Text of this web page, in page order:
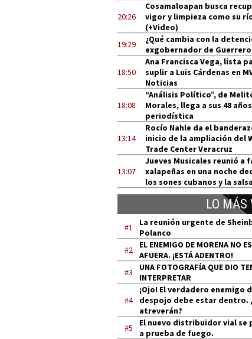
20:26
Cosamaloapan busca
vigor y limpieza como su
(+Video)
19:29
¿Qué cambia con la
exgobernador de
18:50
Ana Francisca Vega, lista
suplir a Luis Cárdenas en
Noticias
18:08
“Análisis Político”, de
Morales, llega a sus 48
periodística
13:14
Rocío Nahle da el
inicio de la ampliación del
Trade Center Veracruz
13:07
Jueves Musicales reunió a
xalapeñas en una noche
los sones cubanos y la salsa
LO MÁS
#1
La reunión urgente de
Polanco
#2
EL ENEMIGO DE MORENA NO
AFUERA. ¡ESTÁ ADENTRO!
#3
UNA FOTOGRAFÍA QUE DIO
INTERPRETAR
#4
¡Ojo! El verdadero enemigo
despojo debe estar dentro.
atreverán?
#5
El nuevo distribuidor vial se
a prueba de fuego.